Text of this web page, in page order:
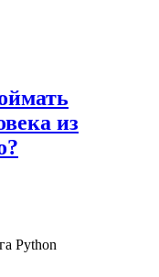
из
Python